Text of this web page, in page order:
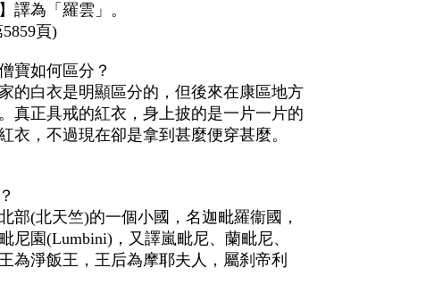
譯為「羅雲」。
5859頁)
寶如何區分？
的白衣是明顯區分的，但後來在康區地方
真正具戒的紅衣，身上披的是一片一片的
衣，不過現在卻是拿到甚麼便穿甚麼。
部(北天竺)的一個小國，名迦毗羅衞國，
尼園(Lumbini)，又譯嵐毗尼、蘭毗尼、
為淨飯王，王后為摩耶夫人，屬刹帝利